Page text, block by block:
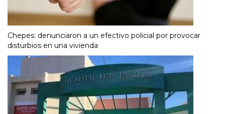
Chepes: denunciaron a un efectivo policial por provocar
disturbios en una vivienda